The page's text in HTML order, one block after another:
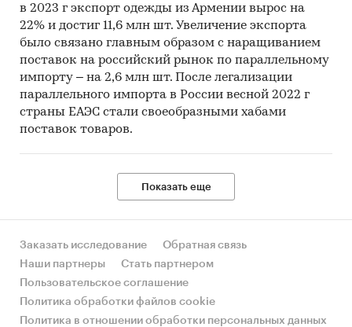
в 2023 г экспорт одежды из Армении вырос на
22% и достиг 11,6 млн шт. Увеличение экспорта
было связано главным образом с наращиванием
поставок на российский рынок по параллельному
импорту – на 2,6 млн шт. После легализации
параллельного импорта в России весной 2022 г
страны ЕАЭС стали своеобразными хабами
поставок товаров.
Показать еще
Заказать исследование
Обратная связь
Наши партнеры
Стать партнером
Пользовательское соглашение
Политика обработки файлов cookie
Политика в отношении обработки персональных данных